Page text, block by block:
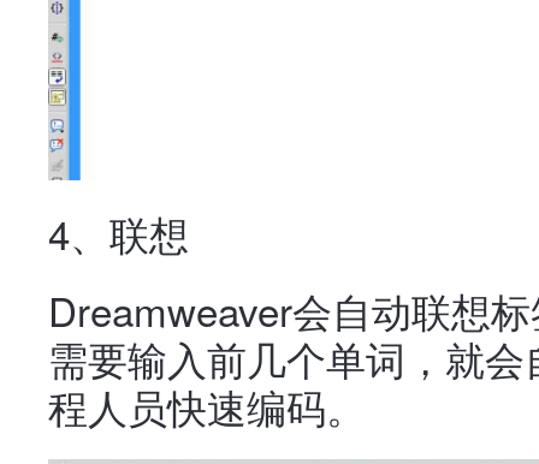
4、联想
Dreamweaver会自动联想
需要输入前几个单词，就
程人员快速编码。